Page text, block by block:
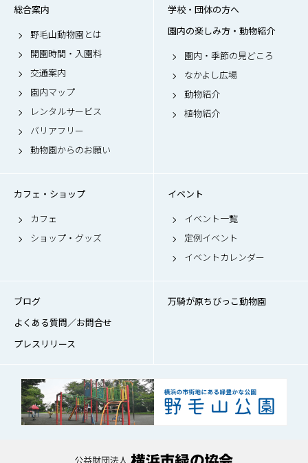
総合案内
野毛山動物園とは
開園時間・入園料
交通案内
園内マップ
レンタルサービス
バリアフリー
動物園からのお願い
学校・団体の方へ
園内の楽しみ方・動物紹介
園内・季節の見どころ
なかよし広場
動物紹介
植物紹介
カフェ・ショップ
カフェ
ショップ・グッズ
イベント
イベント一覧
定例イベント
イベントカレンダー
ブログ
よくある質問／お問合せ
プレスリリース
万騎が原ちびっこ動物園